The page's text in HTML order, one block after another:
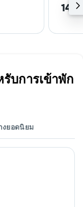
บการเข้าพัก
งยอดนิยม